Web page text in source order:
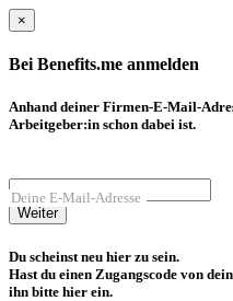
×
Bei Benefits.me anmelden
Anhand deiner Firmen-E-Mail-
Arbeitgeber:in schon dabei ist.
Deine E-Mail-Adresse
Weiter
Du scheinst neu hier zu sein.
Hast du einen Zugangscode von
ihn bitte hier ein.